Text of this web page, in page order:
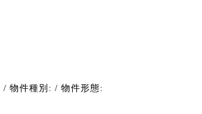
/ 物件種別: / 物件形態: